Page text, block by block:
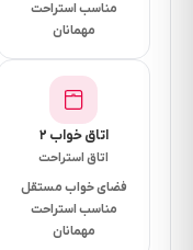
ساختمان
واحدی)
در
شهرک
سام
و زال
مناسب استراحت
مهمانان
اتاق خواب ۲
اتاق استراحت
فضای خواب مستقل
مناسب استراحت
مهمانان